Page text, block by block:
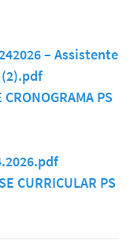
– Assistente
PS
CURRICULAR PS